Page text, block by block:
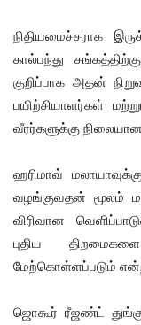
நிதியமைச்சராக
கால்பந்து
குறிப்பாக அதன்
பயிற்சியாளர்கள்
வீரர்களுக்கு
ஹரிமாவ்
வழங்குவதன் மூலம்
விரிவான
புதிய
மேற்கொள்ளப்படும்
ஜொகூர் ரீஜண்ட்